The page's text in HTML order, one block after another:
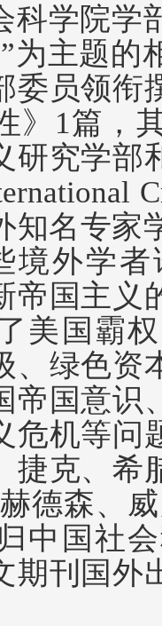
科学院学
为主题的
委员领衔
》1篇，
研究学部
知名专家
境外学
帝国主
美国霸
、绿色
帝国意识
危机等问
捷克、希
德森、
中国社
期刊国外